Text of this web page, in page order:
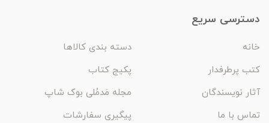
دسترسی سریع
خانه
دسته بندی کالاها
کتب پرطرفدار
پکیج کتاب
آثار نویسندگان
مجله مَدمُلی بوک شاپ
تماس با ما
پیگیری سفارشات